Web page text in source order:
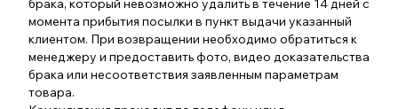
брака, который невозможно удалить в течение 14 дней с
момента прибытия посылки в пункт выдачи указанный
клиентом. При возвращении необходимо обратиться к
менеджеру и предоставить фото, видео доказательства
брака или несоответствия заявленным параметрам
товара.